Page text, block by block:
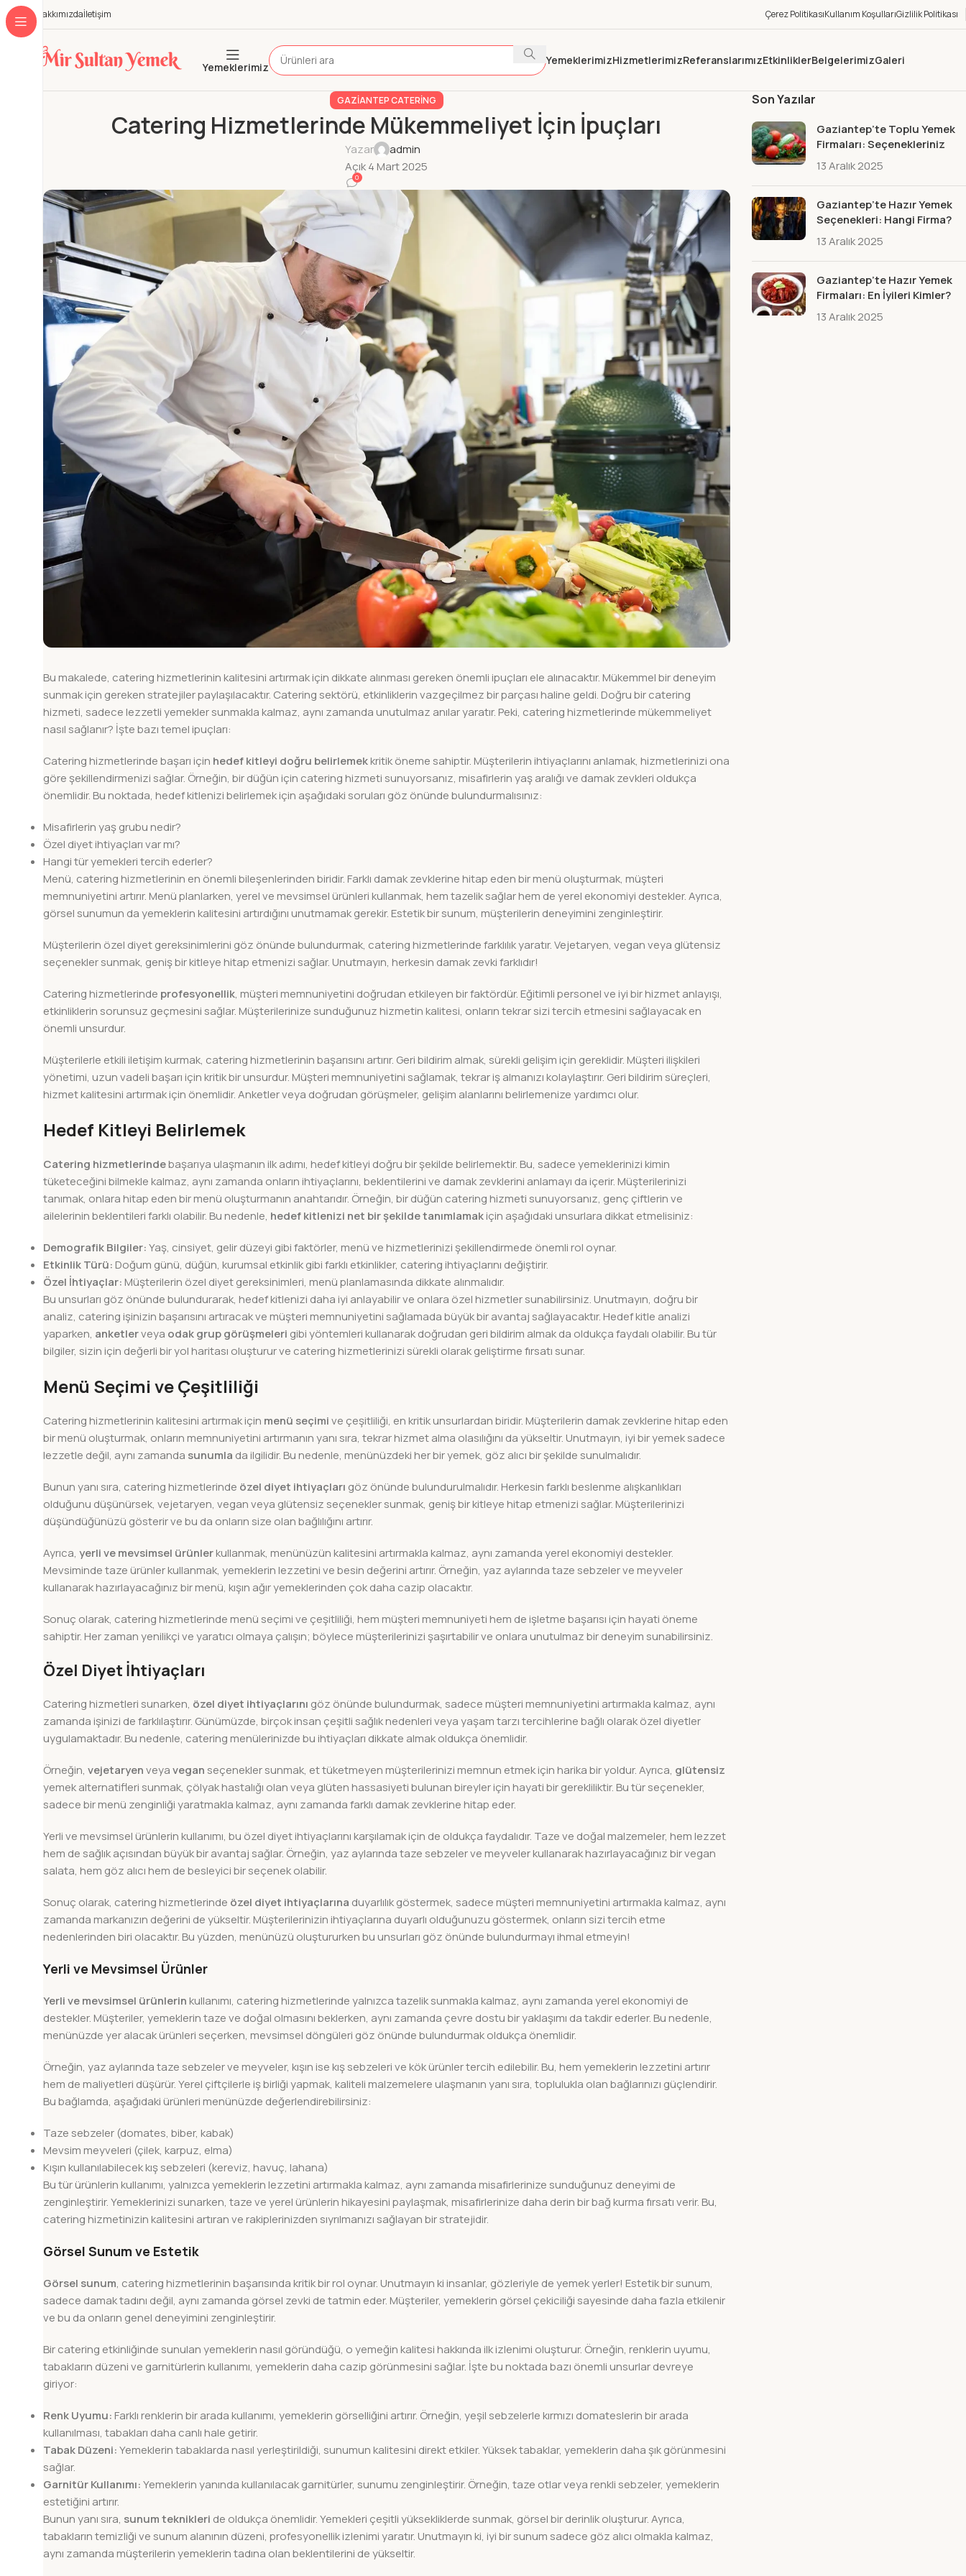
Hakkımızdaİletişim Çerez PolitikasıKullanım KoşullarıGizlilik Politikası
Yemeklerimiz
YemeklerimizHizmetlerimizReferanslarımızEtkinliklerBelgelerimizGaleri
GAZIANTEP CATERING
Catering Hizmetlerinde Mükemmeliyet İçin İpuçları
Yazar
admin
Açık 4 Mart 2025
0
Bu makalede, catering hizmetlerinin kalitesini artırmak için dikkate alınması gereken önemli ipuçları ele alınacaktır. Mükemmel bir deneyim
sunmak için gereken stratejiler paylaşılacaktır. Catering sektörü, etkinliklerin vazgeçilmez bir parçası haline geldi. Doğru bir catering
hizmeti, sadece lezzetli yemekler sunmakla kalmaz, aynı zamanda unutulmaz anılar yaratır. Peki, catering hizmetlerinde mükemmeliyet
nasıl sağlanır? İşte bazı temel ipuçları:
Catering hizmetlerinde başarı için hedef kitleyi doğru belirlemekkritik öneme sahiptir. Müşterilerin ihtiyaçlarını anlamak, hizmetlerinizi ona
göre şekillendirmenizi sağlar. Örneğin, bir düğün için catering hizmeti sunuyorsanız, misafirlerin yaş aralığı ve damak zevkleri oldukça
önemlidir. Bu noktada, hedef kitlenizi belirlemek için aşağıdaki soruları göz önünde bulundurmalısınız:
Misafirlerin yaş grubu nedir?
Özel diyet ihtiyaçları var mı?
Hangi tür yemekleri tercih ederler?
Menü, catering hizmetlerinin en önemli bileşenlerinden biridir. Farklı damak zevklerine hitap eden bir menü oluşturmak, müşteri
memnuniyetini artırır. Menü planlarken, yerel ve mevsimsel ürünleri kullanmak, hem tazelik sağlar hem de yerel ekonomiyi destekler. Ayrıca,
görsel sunumun da yemeklerin kalitesini artırdığını unutmamak gerekir. Estetik bir sunum, müşterilerin deneyimini zenginleştirir.
Müşterilerin özel diyet gereksinimlerini göz önünde bulundurmak, catering hizmetlerinde farklılık yaratır. Vejetaryen, vegan veya glütensiz
seçenekler sunmak, geniş bir kitleye hitap etmenizi sağlar. Unutmayın, herkesin damak zevki farklıdır!
Catering hizmetlerinde profesyonellik, müşteri memnuniyetini doğrudan etkileyen bir faktördür. Eğitimli personel ve iyi bir hizmet anlayışı,
etkinliklerin sorunsuz geçmesini sağlar. Müşterilerinize sunduğunuz hizmetin kalitesi, onların tekrar sizi tercih etmesini sağlayacak en
önemli unsurdur.
Müşterilerle etkili iletişim kurmak, catering hizmetlerinin başarısını artırır. Geri bildirim almak, sürekli gelişim için gereklidir. Müşteri ilişkileri
yönetimi, uzun vadeli başarı için kritik bir unsurdur. Müşteri memnuniyetini sağlamak, tekrar iş almanızı kolaylaştırır. Geri bildirim süreçleri,
hizmet kalitesini artırmak için önemlidir. Anketler veya doğrudan görüşmeler, gelişim alanlarını belirlemenize yardımcı olur.
Hedef Kitleyi Belirlemek
Catering hizmetlerindebaşarıya ulaşmanın ilk adımı, hedef kitleyi doğru bir şekilde belirlemektir. Bu, sadece yemeklerinizi kimin
tüketeceğini bilmekle kalmaz, aynı zamanda onların ihtiyaçlarını, beklentilerini ve damak zevklerini anlamayı da içerir. Müşterilerinizi
tanımak, onlara hitap eden bir menü oluşturmanın anahtarıdır. Örneğin, bir düğün catering hizmeti sunuyorsanız, genç çiftlerin ve
ailelerinin beklentileri farklı olabilir. Bu nedenle, hedef kitlenizi net bir şekilde tanımlamakiçin aşağıdaki unsurlara dikkat etmelisiniz:
Demografik Bilgiler:Yaş, cinsiyet, gelir düzeyi gibi faktörler, menü ve hizmetlerinizi şekillendirmede önemli rol oynar.
Etkinlik Türü: Doğum günü, düğün, kurumsal etkinlik gibi farklı etkinlikler, catering ihtiyaçlarını değiştirir.
Özel İhtiyaçlar: Müşterilerin özel diyet gereksinimleri, menü planlamasında dikkate alınmalıdır.
Bu unsurları göz önünde bulundurarak, hedef kitlenizi daha iyi anlayabilir ve onlara özel hizmetler sunabilirsiniz. Unutmayın, doğru bir
analiz, catering işinizin başarısını artıracak ve müşteri memnuniyetini sağlamada büyük bir avantaj sağlayacaktır. Hedef kitle analizi
yaparken, anketlerveya odak grup görüşmeleri gibi yöntemleri kullanarak doğrudan geri bildirim almak da oldukça faydalı olabilir. Bu tür
bilgiler, sizin için değerli bir yol haritası oluşturur ve catering hizmetlerinizi sürekli olarak geliştirme fırsatı sunar.
Menü Seçimi ve Çeşitliliği
Catering hizmetlerinin kalitesini artırmak için menü seçimive çeşitliliği, en kritik unsurlardan biridir. Müşterilerin damak zevklerine hitap eden
bir menü oluşturmak, onların memnuniyetini artırmanın yanı sıra, tekrar hizmet alma olasılığını da yükseltir. Unutmayın, iyi bir yemek sadece
lezzetle değil, aynı zamanda sunumla da ilgilidir. Bu nedenle, menünüzdeki her bir yemek, göz alıcı bir şekilde sunulmalıdır.
Bunun yanı sıra, catering hizmetlerinde özel diyet ihtiyaçları göz önünde bulundurulmalıdır. Herkesin farklı beslenme alışkanlıkları
olduğunu düşünürsek, vejetaryen, vegan veya glütensiz seçenekler sunmak, geniş bir kitleye hitap etmenizi sağlar. Müşterilerinizi
düşündüğünüzü gösterir ve bu da onların size olan bağlılığını artırır.
Ayrıca, yerli ve mevsimsel ürünlerkullanmak, menünüzün kalitesini artırmakla kalmaz, aynı zamanda yerel ekonomiyi destekler.
Mevsiminde taze ürünler kullanmak, yemeklerin lezzetini ve besin değerini artırır. Örneğin, yaz aylarında taze sebzeler ve meyveler
kullanarak hazırlayacağınız bir menü, kışın ağır yemeklerinden çok daha cazip olacaktır.
Sonuç olarak, catering hizmetlerinde menü seçimi ve çeşitliliği, hem müşteri memnuniyeti hem de işletme başarısı için hayati öneme
sahiptir. Her zaman yenilikçi ve yaratıcı olmaya çalışın; böylece müşterilerinizi şaşırtabilir ve onlara unutulmaz bir deneyim sunabilirsiniz.
Özel Diyet İhtiyaçları
Catering hizmetleri sunarken, özel diyet ihtiyaçlarını göz önünde bulundurmak, sadece müşteri memnuniyetini artırmakla kalmaz, aynı
zamanda işinizi de farklılaştırır. Günümüzde, birçok insan çeşitli sağlık nedenleri veya yaşam tarzı tercihlerine bağlı olarak özel diyetler
uygulamaktadır. Bu nedenle, catering menülerinizde bu ihtiyaçları dikkate almak oldukça önemlidir.
Örneğin, vejetaryenveyavegan seçenekler sunmak, et tüketmeyen müşterilerinizi memnun etmek için harika bir yoldur. Ayrıca, glütensiz
yemek alternatifleri sunmak, çölyak hastalığı olan veya glüten hassasiyeti bulunan bireyler için hayati bir gerekliliktir. Bu tür seçenekler,
sadece bir menü zenginliği yaratmakla kalmaz, aynı zamanda farklı damak zevklerine hitap eder.
Yerli ve mevsimsel ürünlerin kullanımı, bu özel diyet ihtiyaçlarını karşılamak için de oldukça faydalıdır. Taze ve doğal malzemeler, hem lezzet
hem de sağlık açısından büyük bir avantaj sağlar. Örneğin, yaz aylarında taze sebzeler ve meyveler kullanarak hazırlayacağınız bir vegan
salata, hem göz alıcı hem de besleyici bir seçenek olabilir.
Sonuç olarak, catering hizmetlerinde özel diyet ihtiyaçlarına duyarlılık göstermek, sadece müşteri memnuniyetini artırmakla kalmaz, aynı
zamanda markanızın değerini de yükseltir. Müşterilerinizin ihtiyaçlarına duyarlı olduğunuzu göstermek, onların sizi tercih etme
nedenlerinden biri olacaktır. Bu yüzden, menünüzü oluştururken bu unsurları göz önünde bulundurmayı ihmal etmeyin!
Yerli ve Mevsimsel Ürünler
Yerli ve mevsimsel ürünlerin kullanımı, catering hizmetlerinde yalnızca tazelik sunmakla kalmaz, aynı zamanda yerel ekonomiyi de
destekler. Müşteriler, yemeklerin taze ve doğal olmasını beklerken, aynı zamanda çevre dostu bir yaklaşımı da takdir ederler. Bu nedenle,
menünüzde yer alacak ürünleri seçerken, mevsimsel döngüleri göz önünde bulundurmak oldukça önemlidir.
Örneğin, yaz aylarında taze sebzeler ve meyveler, kışın ise kış sebzeleri ve kök ürünler tercih edilebilir. Bu, hem yemeklerin lezzetini artırır
hem de maliyetleri düşürür. Yerel çiftçilerle iş birliği yapmak, kaliteli malzemelere ulaşmanın yanı sıra, toplulukla olan bağlarınızı güçlendirir.
Bu bağlamda, aşağıdaki ürünleri menünüzde değerlendirebilirsiniz:
Taze sebzeler (domates, biber, kabak)
Mevsim meyveleri (çilek, karpuz, elma)
Kışın kullanılabilecek kış sebzeleri (kereviz, havuç, lahana)
Bu tür ürünlerin kullanımı, yalnızca yemeklerin lezzetini artırmakla kalmaz, aynı zamanda misafirlerinize sunduğunuz deneyimi de
zenginleştirir. Yemeklerinizi sunarken, taze ve yerel ürünlerin hikayesini paylaşmak, misafirlerinize daha derin bir bağ kurma fırsatı verir. Bu,
catering hizmetinizin kalitesini artıran ve rakiplerinizden sıyrılmanızı sağlayan bir stratejidir.
Görsel Sunum ve Estetik
Görsel sunum, catering hizmetlerinin başarısında kritik bir rol oynar. Unutmayın ki insanlar, gözleriyle de yemek yerler! Estetik bir sunum,
sadece damak tadını değil, aynı zamanda görsel zevki de tatmin eder. Müşteriler, yemeklerin görsel çekiciliği sayesinde daha fazla etkilenir
ve bu da onların genel deneyimini zenginleştirir.
Bir catering etkinliğinde sunulan yemeklerin nasıl göründüğü, o yemeğin kalitesi hakkında ilk izlenimi oluşturur. Örneğin, renklerin uyumu,
tabakların düzeni ve garnitürlerin kullanımı, yemeklerin daha cazip görünmesini sağlar. İşte bu noktada bazı önemli unsurlar devreye
giriyor:
Renk Uyumu: Farklı renklerin bir arada kullanımı, yemeklerin görselliğini artırır. Örneğin, yeşil sebzelerle kırmızı domateslerin bir arada
kullanılması, tabakları daha canlı hale getirir.
Tabak Düzeni:Yemeklerin tabaklarda nasıl yerleştirildiği, sunumun kalitesini direkt etkiler. Yüksek tabaklar, yemeklerin daha şık görünmesini
sağlar.
Garnitür Kullanımı:Yemeklerin yanında kullanılacak garnitürler, sunumu zenginleştirir. Örneğin, taze otlar veya renkli sebzeler, yemeklerin
estetiğini artırır.
Bunun yanı sıra, sunum teknikleri de oldukça önemlidir. Yemekleri çeşitli yüksekliklerde sunmak, görsel bir derinlik oluşturur. Ayrıca,
tabakların temizliği ve sunum alanının düzeni, profesyonellik izlenimi yaratır. Unutmayın ki, iyi bir sunum sadece göz alıcı olmakla kalmaz,
aynı zamanda müşterilerin yemeklerin tadına olan beklentilerini de yükseltir.
Son Yazılar
Gaziantep’te Toplu Yemek
Firmaları: Seçenekleriniz
13 Aralık 2025
Gaziantep’te Hazır Yemek
Seçenekleri: Hangi Firma?
13 Aralık 2025
Gaziantep’te Hazır Yemek
Firmaları: En İyileri Kimler?
13 Aralık 2025